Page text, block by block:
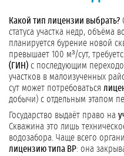
Какой тип лицензии выбрать?
статуса участка недр, объёма
планируется бурение новой
превышает 100 м³/сут,
(ГИН) с последующим
участков в малоизученных
сут может потребоваться
добычи) с отдельным этапом
Государство выдаёт право на
Скважина это лишь
водозабора. Чаще всего
лицензию типа ВР: она